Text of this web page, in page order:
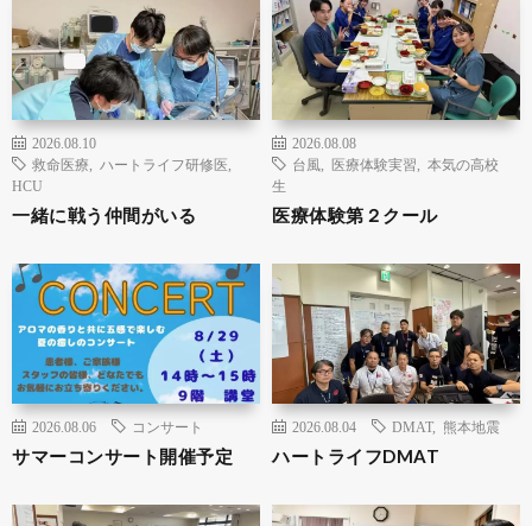
2026.08.10
救命医療
ハートライフ研修医
HCU
一緒に戦う仲間がいる
2026.08.08
台風
医療体験実習
本気の高校
生
医療体験第２クール
2026.08.06 コンサート
サマーコンサート開催予定
2026.08.04 DMAT, 熊本地震
ハートライフDMAT